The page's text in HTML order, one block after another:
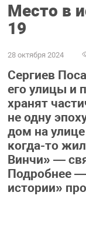
Место в
19
28 октября 2024
Сергиев
его улицы и
хранят
не одну
дом на
когда-то
Винчи» —
Подробнее
истории»